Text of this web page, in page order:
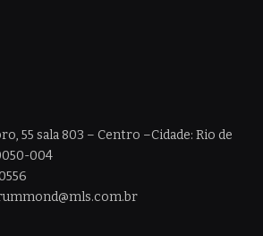
55 sala 803 – Centro –Cidade: Rio de
004